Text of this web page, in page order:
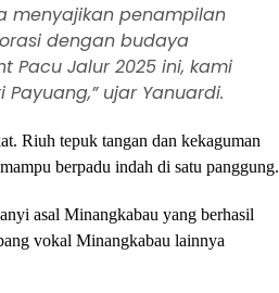
menyajikan penampilan
dengan budaya
Pacu Jalur 2025 ini, kami
ujar Yanuardi.
Riuh tepuk tangan dan kekaguman
berpadu indah di satu panggung.
asal Minangkabau yang berhasil
vokal Minangkabau lainnya